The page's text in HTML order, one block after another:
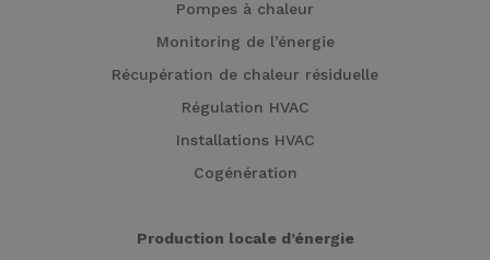
Pompes à chaleur
Monitoring de l’énergie
Récupération de chaleur résiduelle
Régulation HVAC
Installations HVAC
Cogénération
Production locale d’énergie